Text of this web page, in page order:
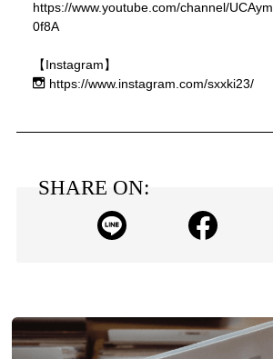
https://www.youtube.com/channel/
0f8A
【Instagram】
https://www.instagram.com/sxxki23/
SHARE ON: